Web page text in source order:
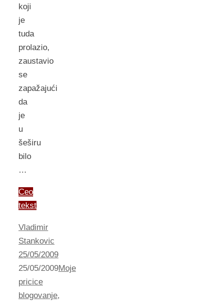
koji
je
tuda
prolazio,
zaustavio
se
zapažajući
da
je
u
šeširu
bilo
…
Ceo
tekst
Vladimir
Stankovic
25/05/2009
25/05/2009Moje
pricice
blogovanje,